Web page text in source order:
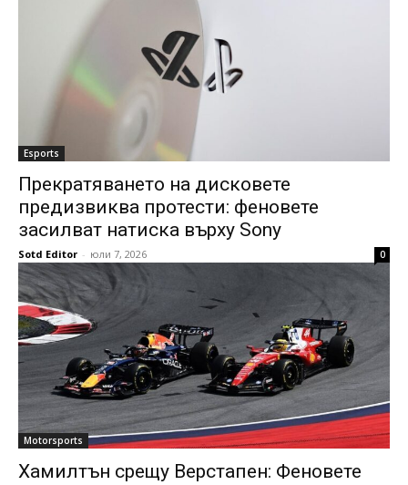
Esports
Прекратяването на дисковете
предизвиква протести: феновете
засилват натиска върху Sony
Sotd Editor - юли 7, 2026 0
Motorsports
Хамилтън срещу Верстапен: Феновете